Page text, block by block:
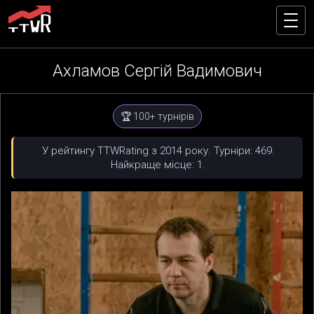
Ахламов Сергій Вадимович
🏆 100+ турнірів
У рейтингу TTWRating з 2014 року. Турніри: 469.
Найкраще місце: 1.